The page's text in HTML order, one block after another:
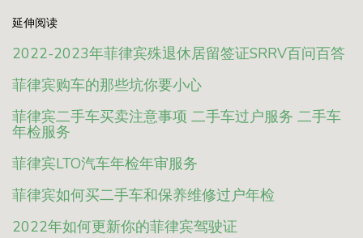
延伸阅读
2022-2023年菲律宾殊退休居留签证SRRV百问百答
菲律宾购车的那些坑你要小心
菲律宾二手车买卖注意事项 二手车过户服务 二手车
年检服务
菲律宾LTO汽车年检年审服务
菲律宾如何买二手车和保养维修过户年检
2022年如何更新你的菲律宾驾驶证